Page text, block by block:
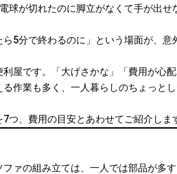
球が切れたのに脚立がなくて手が出せ
5分で終わるのに」という場面が、意
屋です。「大げさかな」「費用が心
作業も多く、一人暮らしのちょっと
つ、費用の目安とあわせてご紹介しま
ァの組み立ては、一人では部品が多